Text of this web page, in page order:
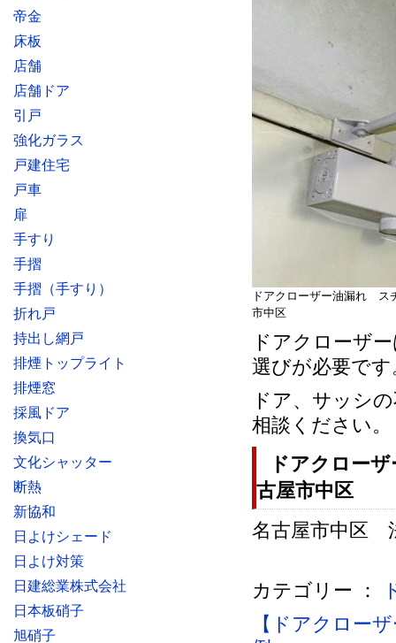
ドアクローザー油漏れ ス
市中区
ドアクローザ
選びが必要です
ドア、サッシ
相談ください。
ドアクロー
古屋市中区
名古屋市中区
カテゴリー ：
【ドアクロー
帝金
床板
店舗
店舗ドア
引戸
強化ガラス
戸建住宅
戸車
扉
手すり
手摺
手摺（手すり）
折れ戸
持出し網戸
排煙トップライト
排煙窓
採風ドア
換気口
文化シャッター
断熱
新協和
日よけシェード
日よけ対策
日建総業株式会社
日本板硝子
旭硝子